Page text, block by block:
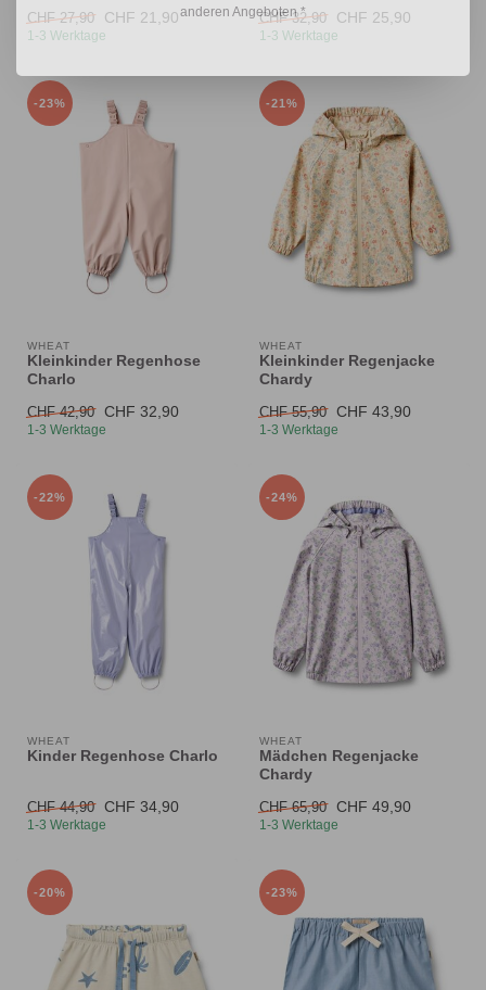
CHF 27,90 CHF 21,90
1-3 Werktage
CHF 32,90 CHF 25,90
1-3 Werktage
-23%
WHEAT
Kleinkinder Regenhose
Charlo
CHF 42,90 CHF 32,90
1-3 Werktage
-21%
WHEAT
Kleinkinder Regenjacke
Chardy
CHF 55,90 CHF 43,90
1-3 Werktage
-22%
WHEAT
Kinder Regenhose Charlo
CHF 44,90 CHF 34,90
1-3 Werktage
-24%
WHEAT
Mädchen Regenjacke
Chardy
CHF 65,90 CHF 49,90
1-3 Werktage
-20% -23%
anderen Angeboten *